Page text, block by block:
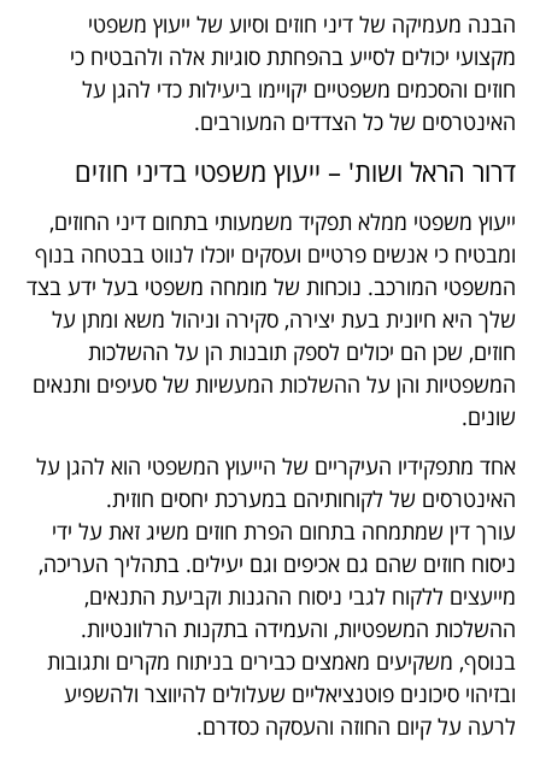
הבנה מעמיקה של דיני חוזים וסיוע של ייעוץ משפטי
מקצועי יכולים לסייע בהפחתת סוגיות אלה ולהבטיח כי
חוזים והסכמים משפטיים יקויימו ביעילות כדי להגן על
האינטרסים של כל הצדדים המעורבים.
דרור הראל ושות' – ייעוץ משפטי בדיני חוזים
ייעוץ משפטי ממלא תפקיד משמעותי בתחום דיני החוזים,
ומבטיח כי אנשים פרטיים ועסקים יוכלו לנווט בבטחה בנוף
המשפטי המורכב. נוכחות של מומחה משפטי בעל ידע בצד
שלך היא חיונית בעת יצירה, סקירה וניהול משא ומתן על
חוזים, שכן הם יכולים לספק תובנות הן על ההשלכות
המשפטיות והן על ההשלכות המעשיות של סעיפים ותנאים
שונים.
אחד מתפקידיו העיקריים של הייעוץ המשפטי הוא להגן על
האינטרסים של לקוחותיהם במערכת יחסים חוזית.
עורך דין שמתמחה בתחום הפרת חוזים משיג זאת על ידי
ניסוח חוזים שהם גם אכיפים וגם יעילים. בתהליך העריכה,
מייעצים ללקוח לגבי ניסוח ההגנות וקביעת התנאים,
ההשלכות המשפטיות, והעמידה בתקנות הרלוונטיות.
בנוסף, משקיעים מאמצים כבירים בניתוח מקרים ותגובות
ובזיהוי סיכונים פוטנציאליים שעלולים להיווצר ולהשפיע
לרעה על קיום החוזה והעסקה כסדרם.